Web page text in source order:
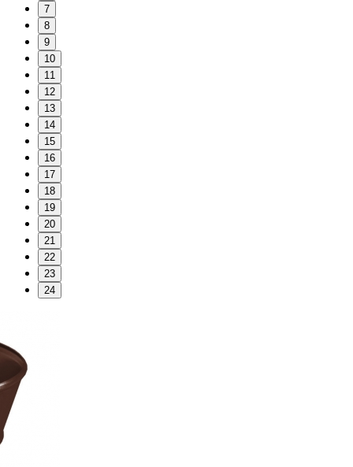
7
8
9
10
11
12
13
14
15
16
17
18
19
20
21
22
23
24